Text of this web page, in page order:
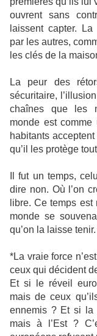
ouvrent sans
laissent capter.
par les autres,
les clés de la
La peur des
sécuritaire,
chaînes que les
monde est
habitants
qu’il les protège
Il fut un temps,
dire non. Où l’on
libre. Ce temps
monde se
qu’on la laisse tenir.
*La vraie force
ceux qui décident
Et si le réveil
mais de ceux
ennemis ? Et si la
mais à l’Est ?